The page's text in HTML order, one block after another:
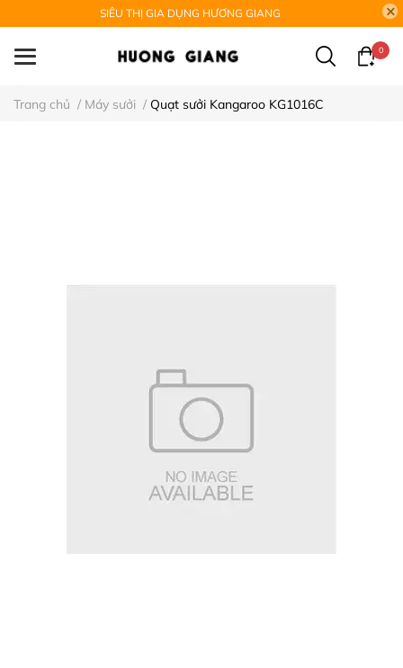
SIÊU THỊ GIA DỤNG HƯƠNG GIANG
0
Trang chủ / Máy sưởi / Quạt sưởi Kangaroo KG1016C